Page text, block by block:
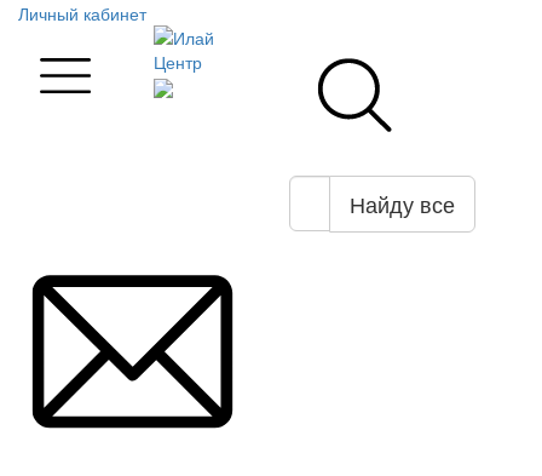
Личный кабинет
Найду все